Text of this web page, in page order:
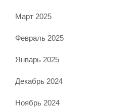
Март 2025
Февраль 2025
Январь 2025
Декабрь 2024
Ноябрь 2024